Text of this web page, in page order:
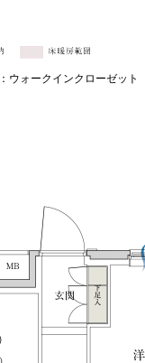
ウォークインクローゼット